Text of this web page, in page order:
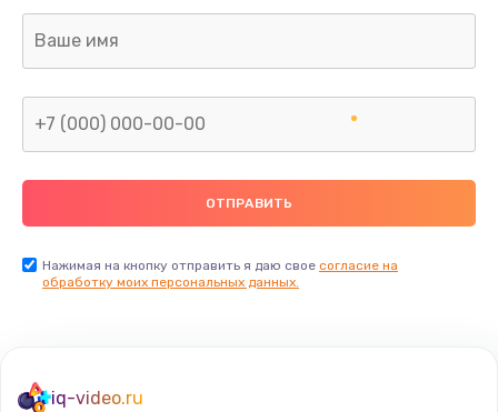
от 890 руб.
Замена сканера отпечатка
Заказать
Замена разъема зарядки (питания)
от 390 руб.
Нажимая на кнопку отправить я даю свое согласие на
обработку моих персональных данных.
iq-video.ru